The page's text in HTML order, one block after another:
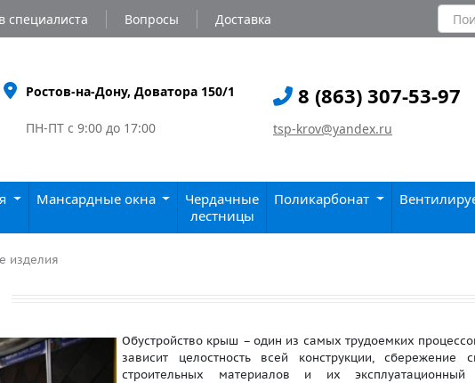
специалиста Вопросы Доставка
Ростов-на-Дону, Доватора 150/1
ПН-ПТ с 9:00 до 17:00
8 (863) 307-53-97
tsp-krov@yandex.ru
Мансардные окна
Чердачные
лестницы
Поликарбонат
изделия
Обустройство крыш – один из самых трудоемких
зависит целостность всей конструкции, сбережение
строительных материалов и их эксплуатационный